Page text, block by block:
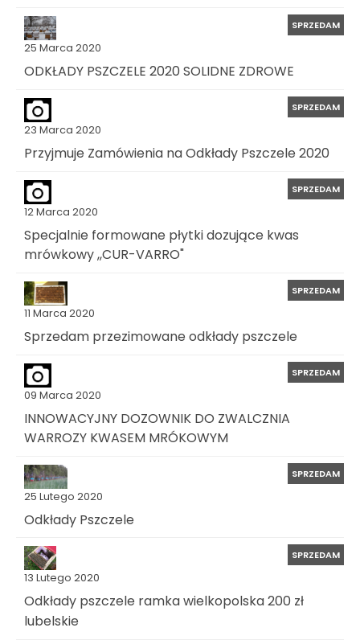
25 Marca 2020
SPRZEDAM
ODKŁADY PSZCZELE 2020 SOLIDNE ZDROWE
23 Marca 2020
SPRZEDAM
Przyjmuje Zamówienia na Odkłady Pszczele 2020
12 Marca 2020
SPRZEDAM
Specjalnie formowane płytki dozujące kwas
mrówkowy ,,CUR-VARRO"
11 Marca 2020
SPRZEDAM
Sprzedam przezimowane odkłady pszczele
09 Marca 2020
SPRZEDAM
INNOWACYJNY DOZOWNIK DO ZWALCZNIA
WARROZY KWASEM MRÓKOWYM
25 Lutego 2020
SPRZEDAM
Odkłady Pszczele
13 Lutego 2020
SPRZEDAM
Odkłady pszczele ramka wielkopolska 200 zł
lubelskie